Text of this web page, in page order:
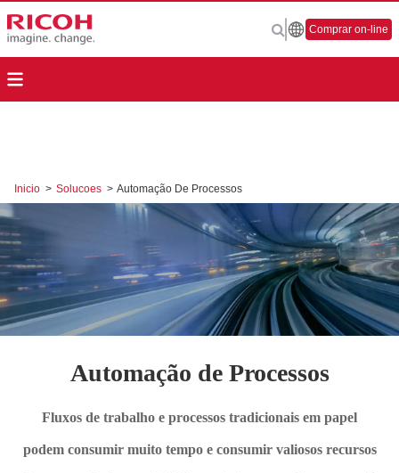
Comprar on-line
Inicio > Solucoes > Automação De Processos
Automação de Processos
Fluxos de trabalho e processos tradicionais em papel
podem consumir muito tempo e consumir valiosos recursos